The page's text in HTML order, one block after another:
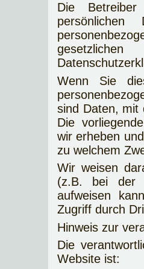
Die
Wenn Sie
sind Daten, mit
Die
wir erheben
zu welchem
Wir weisen
(z.B. bei der
aufweisen
Zugriff durch
Hinweis zur
Die
Website ist: